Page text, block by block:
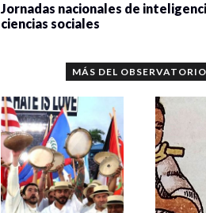
Jornadas nacionales de
ciencias sociales
MÁS DEL OBSERVATORIO